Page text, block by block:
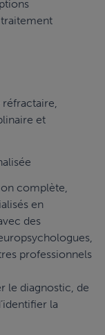
et
complète,
en
des
professionnels
le diagnostic, de
la